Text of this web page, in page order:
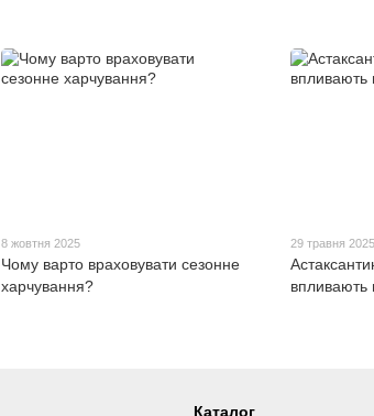
8 жовтня 2025
Чому варто враховувати сезонне
харчування?
29 травня 2025
впливають
Каталог